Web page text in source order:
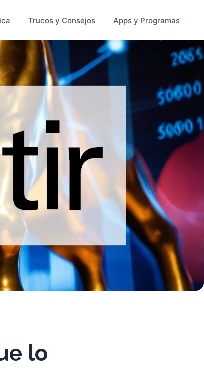
Trucos y Consejos Apps y Programas
lo